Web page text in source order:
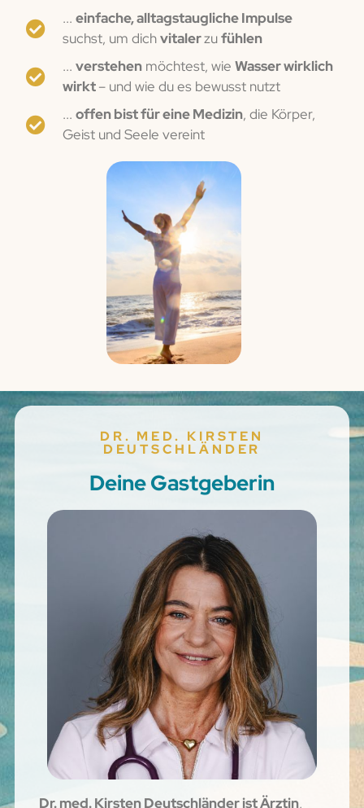
...einfache, alltagstaugliche Impulse
suchst, um dichvitalerzufühlen
...verstehen möchtest, wieWasser wirklich
wirkt– und wie du es bewusst nutzt
...offen bist für eine Medizin, die Körper,
Geist und Seele vereint
DR. MED. KIRSTEN
DEUTSCHLÄNDER
Deine Gastgeberin
Dr. med. Kirsten Deutschländer ist Ärztin,